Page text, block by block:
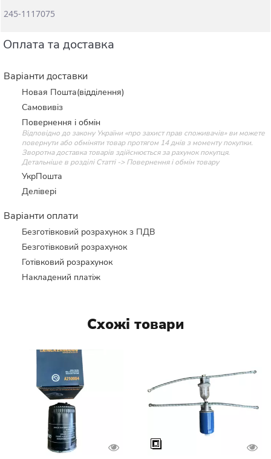
245-1117075
Оплата та доставка
Варіанти доставки
Новая Пошта(відділення)
Самовивіз
Повернення і обмін
Відповідно до закону України «про захист прав споживачів» ви можете
повернути або обміняти товар протягом 14 днів з моменту покупки.
Зворотна доставка товарів здійснюється за рахунок покупця.
Детальніше в розділі Статті -> Повернення і обмін товару
УкрПошта
Делівері
Варіанти оплати
Безготівковий розрахунок з ПДВ
Безготівковий розрахунок
Готівковий розрахунок
Накладений платіж
Схожі товари